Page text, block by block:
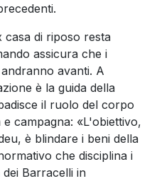
casa di riposo resta
assicura che i
avanti. A
è la guida della
il ruolo del corpo
campagna: «L'obiettivo,
è blindare i beni della
che disciplina i
Barracelli in